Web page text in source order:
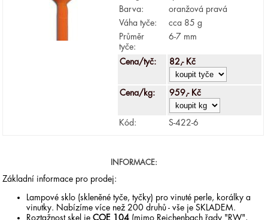
Barva:
oranžová pravá
Váha tyče:
cca 85 g
Průměr
tyče:
6-7 mm
Cena/tyč: 82,- Kč
Cena/kg: 959,- Kč
Kód: S-422-6
INFORMACE:
Základní informace pro prodej:
Lampové sklo (skleněné tyče, tyčky) pro vinuté perle, korálky a
vinutky. Nabízíme více než 200 druhů - vše je SKLADEM.
Roztažnost skel jeCOE 104 (mimo Reichenbach řady "RW",